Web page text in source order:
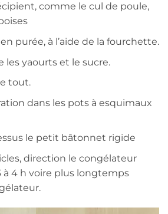
comme le cul de poule,
purée, à l’aide de la fourchette.
les yaourts et le sucre.
tout.
dans les pots à esquimaux
le petit bâtonnet rigide
direction le congélateur
à 4 h voire plus longtemps